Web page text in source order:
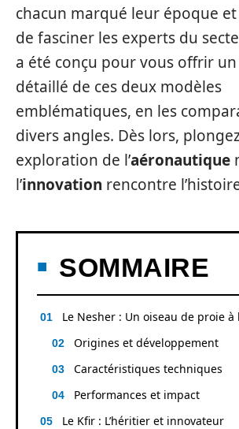
chacun marqué leur époque
de fasciner les experts du
a été conçu pour vous offrir
détaillé de ces deux modèles
emblématiques, en les
divers angles. Dès lors,
exploration de l’aéronautique
l’innovation rencontre
SOMMAIRE
Le Nesher : Un oiseau de proie
Origines et développement
Caractéristiques techniques
Performances et impact
Le Kfir : L’héritier et innovateur